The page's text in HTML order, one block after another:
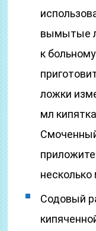
вымытые
к
ложки
мл
приложите
несколько
Содовый